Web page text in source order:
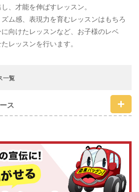
、才能を伸ばすレッスン。
ム感、表現力を育むレッスンはもちろ
向けたレッスンなど、お子様のレベ
レッスンを行います。
一覧
ス